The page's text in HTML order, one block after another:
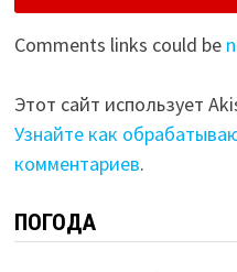
Comments links could be
Этот сайт использует
Узнайте как
комментариев.
ПОГОДА